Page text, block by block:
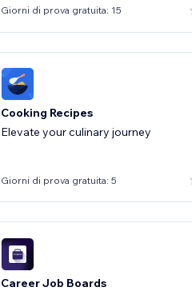
Giorni di prova gratuita: 15
Cooking Recipes
Elevate your culinary journey
Giorni di prova gratuita: 5
Career Job Boards